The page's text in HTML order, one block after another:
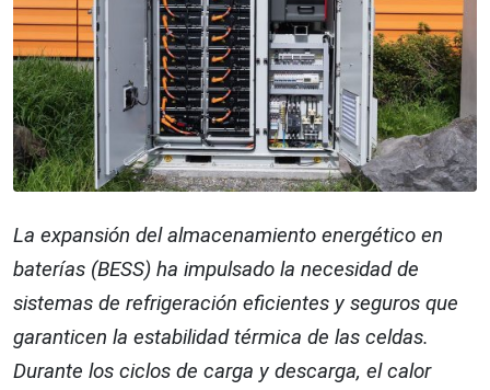
La expansión del almacenamiento energético en
baterías (BESS) ha impulsado la necesidad de
sistemas de refrigeración eficientes y seguros que
garanticen la estabilidad térmica de las celdas.
Durante los ciclos de carga y descarga, el calor